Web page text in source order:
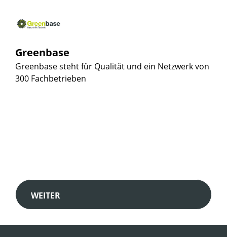
Greenbase
Greenbase steht für Qualität und ein Netzwerk von
300 Fachbetrieben
WEITER